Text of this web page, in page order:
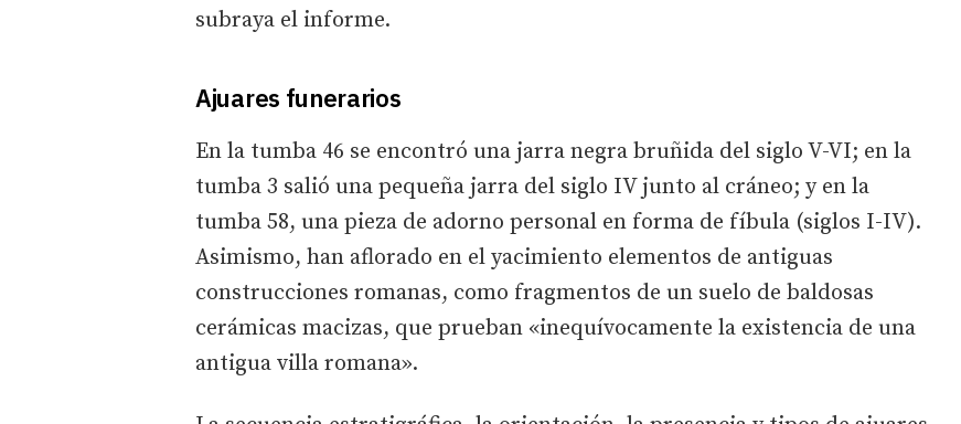
subraya el informe.
Ajuares funerarios
En la tumba 46 se encontró una jarra negra bruñida del siglo V-VI; en la
tumba 3 salió una pequeña jarra del siglo IV junto al cráneo; y en la
tumba 58, una pieza de adorno personal en forma de fíbula (siglos I-IV).
Asimismo, han aflorado en el yacimiento elementos de antiguas
construcciones romanas, como fragmentos de un suelo de baldosas
cerámicas macizas, que prueban «inequívocamente la existencia de una
antigua villa romana».